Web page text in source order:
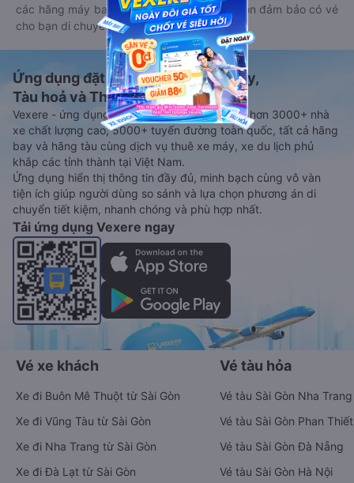
các hãng máy bay, xe khách và tàu hoả, luôn đảm bảo có vé
cho bạn di chuyển.
Ứng dụng đặt vé Xe khách, Máy bay,
Tàu hoả và Thuê xe
Vexere - ứng dụng đặt vé đa phương tiện với hơn 3000+ nhà
xe chất lượng cao, 5000+ tuyến đường toàn quốc, tất cả hãng
bay và hãng tàu cùng dịch vụ thuê xe máy, xe du lịch phủ
khắp các tỉnh thành tại Việt Nam.
Ứng dụng hiển thị thông tin đầy đủ, minh bạch cùng vô vàn
tiện ích giúp người dùng so sánh và lựa chọn phương án di
chuyển tiết kiệm, nhanh chóng và phù hợp nhất.
Tải ứng dụng Vexere ngay
Vé xe khách
Xe đi Buôn Mê Thuột từ Sài Gòn
Xe đi Vũng Tàu từ Sài Gòn
Xe đi Nha Trang từ Sài Gòn
Xe đi Đà Lạt từ Sài Gòn
Vé tàu hỏa
Vé tàu Sài Gòn Nha Trang
Vé tàu Sài Gòn Phan Thiết
Vé tàu Sài Gòn Đà Nẵng
Vé tàu Sài Gòn Hà Nội